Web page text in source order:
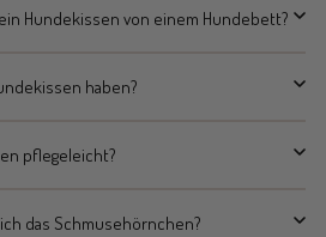
Hundekissen von einem Hundebett?
haben?
pflegeleicht?
das Schmusehörnchen?